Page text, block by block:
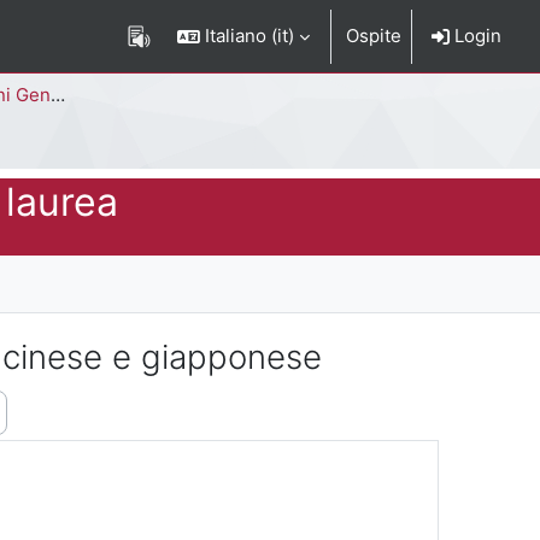
Italiano ‎(it)‎ Ospite Login
di Studi
e giapponese